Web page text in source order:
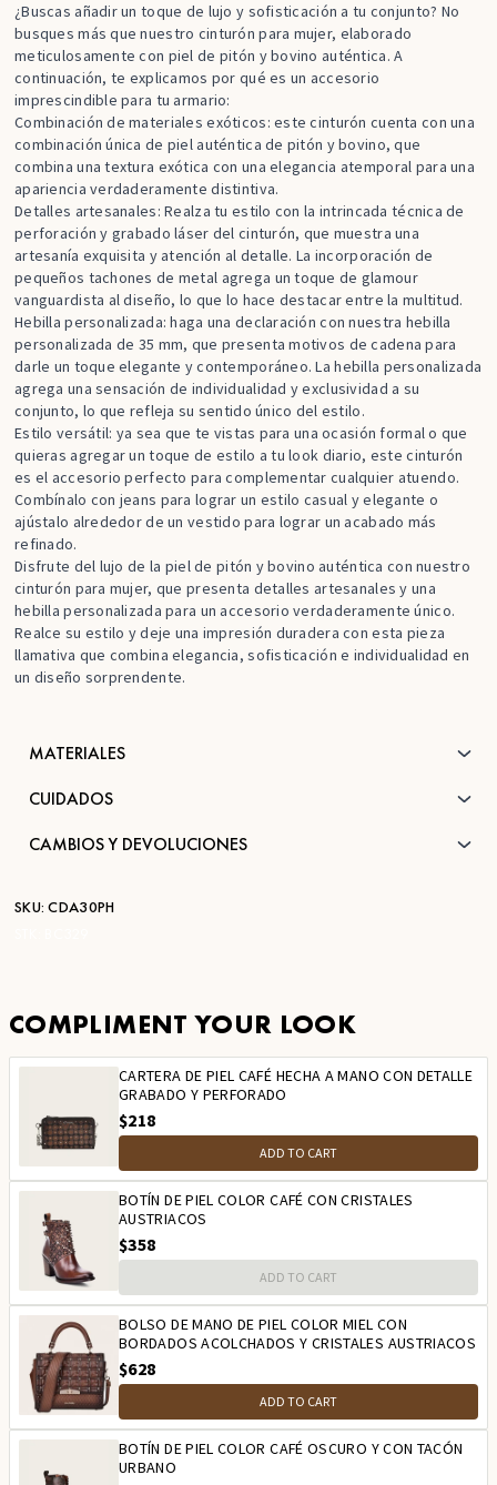
¿Buscas añadir un toque de lujo y sofisticación a tu conjunto? No
busques más que nuestro cinturón para mujer, elaborado
meticulosamente con piel de pitón y bovino auténtica. A
continuación, te explicamos por qué es un accesorio
imprescindible para tu armario:
Combinación de materiales exóticos: este cinturón cuenta con una
combinación única de piel auténtica de pitón y bovino, que
combina una textura exótica con una elegancia atemporal para una
apariencia verdaderamente distintiva.
Detalles artesanales: Realza tu estilo con la intrincada técnica de
perforación y grabado láser del cinturón, que muestra una
artesanía exquisita y atención al detalle. La incorporación de
pequeños tachones de metal agrega un toque de glamour
vanguardista al diseño, lo que lo hace destacar entre la multitud.
Hebilla personalizada: haga una declaración con nuestra hebilla
personalizada de 35 mm, que presenta motivos de cadena para
darle un toque elegante y contemporáneo. La hebilla personalizada
agrega una sensación de individualidad y exclusividad a su
conjunto, lo que refleja su sentido único del estilo.
Estilo versátil: ya sea que te vistas para una ocasión formal o que
quieras agregar un toque de estilo a tu look diario, este cinturón
es el accesorio perfecto para complementar cualquier atuendo.
Combínalo con jeans para lograr un estilo casual y elegante o
ajústalo alrededor de un vestido para lograr un acabado más
refinado.
Disfrute del lujo de la piel de pitón y bovino auténtica con nuestro
cinturón para mujer, que presenta detalles artesanales y una
hebilla personalizada para un accesorio verdaderamente único.
Realce su estilo y deje una impresión duradera con esta pieza
llamativa que combina elegancia, sofisticación e individualidad en
un diseño sorprendente.
MATERIALES
CUIDADOS
CAMBIOS Y DEVOLUCIONES
SKU: CDA30PH
COMPLIMENT YOUR LOOK
CARTERA DE PIEL CAFÉ HECHA A MANO CON DETALLE
GRABADO Y PERFORADO
$218
ADD TO CART
BOTÍN DE PIEL COLOR CAFÉ CON CRISTALES
AUSTRIACOS
$358
ADD TO CART
BOLSO DE MANO DE PIEL COLOR MIEL CON
BORDADOS ACOLCHADOS Y CRISTALES AUSTRIACOS
$628
ADD TO CART
BOTÍN DE PIEL COLOR CAFÉ OSCURO Y CON TACÓN
URBANO